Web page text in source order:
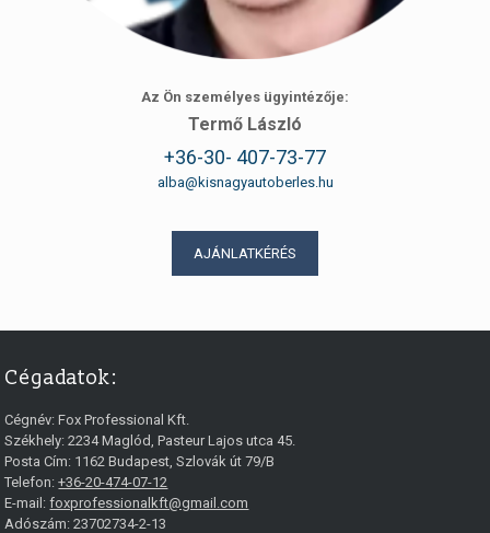
Az Ön személyes ügyintézője:
Termő László
+36-30- 407-73-77
alba@kisnagyautoberles.hu
AJÁNLATKÉRÉS
Cégadatok:
Cégnév:Fox Professional Kft.
Székhely:2234 Maglód ,Pasteur Lajos utca 45.
Posta Cím: 1162 Budapest, Szlovák út 79/B
Telefon:+36-20-474-07-12
E-mail:foxprofessionalkft@gmail.com
Adószám: 23702734-2-13